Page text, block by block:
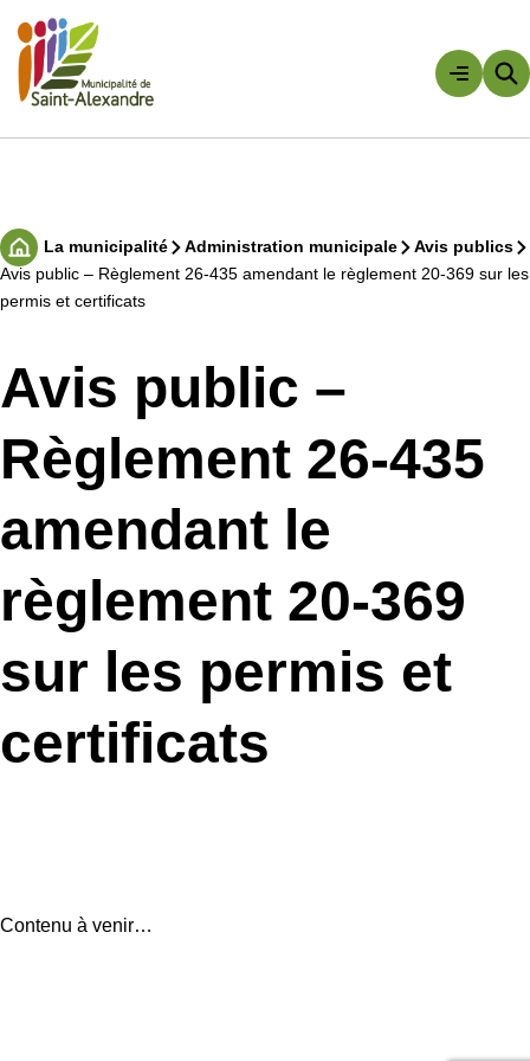
au
contenu
Accueil La municipalité Administration municipale
Avis publics
Avis public – Règlement 26-435 amendant le règlement 20-369 sur les
permis et certificats
Avis public –
Règlement 26-435
amendant le
règlement 20-369
sur les permis et
certificats
Contenu à venir…